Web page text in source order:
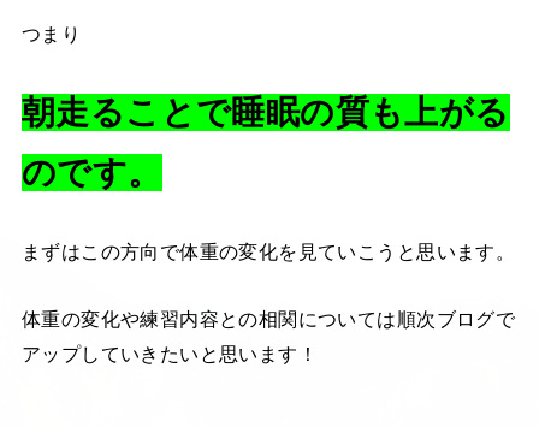
つまり
朝走ることで睡眠の質も上がる
のです。
まずはこの方向で体重の変化を見ていこうと思います。
体重の変化や練習内容との相関については順次ブログで
アップしていきたいと思います！